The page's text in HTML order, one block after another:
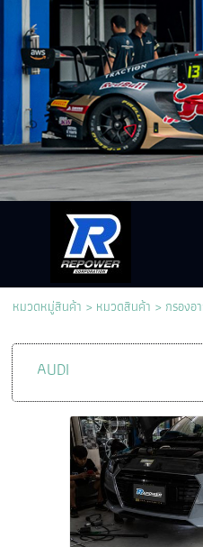
หมวดหมู่สินค้า > หมวดสินค้า > กรองอ
AUDI